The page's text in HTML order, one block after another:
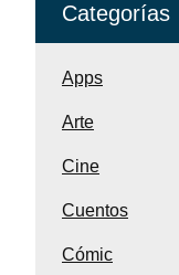
Categorías
Apps
Arte
Cine
Cuentos
Cómic